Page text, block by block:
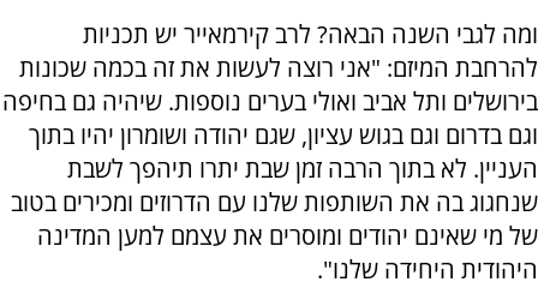
ומה לגבי השנה הבאה? לרב קירמאייר יש תכניות
להרחבת המיזם: "אני רוצה לעשות את זה בכמה שכונות
בירושלים ותל אביב ואולי בערים נוספות. שיהיה גם בחיפה
וגם בדרום וגם בגוש עציון, שגם יהודה ושומרון יהיו בתוך
העניין. לא בתוך הרבה זמן שבת יתרו תיהפך לשבת
שנחגוג בה את השותפות שלנו עם הדרוזים ומכירים בטוב
של מי שאינם יהודים ומוסרים את עצמם למען המדינה
היהודית היחידה שלנו".